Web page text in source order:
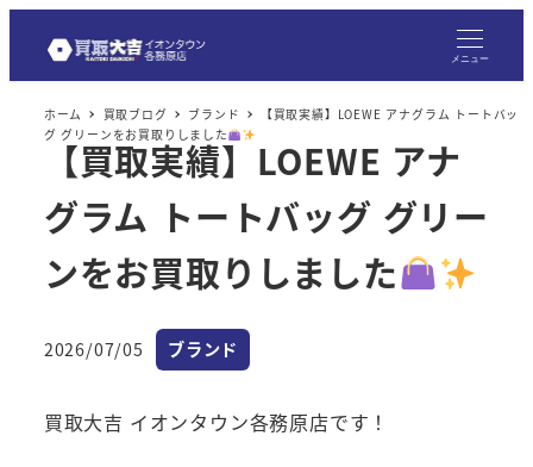
メニュー
ホーム 買取ブログ ブランド
【買取実績】LOEWE アナグラム トートバッ
グ グリーンをお買取りしました
【買取実績】LOEWE アナ
グラム トートバッグ グリー
ンをお買取りしました
投稿日
2026/07/05 カテゴリー
ブランド
買取大吉 イオンタウン各務原店です！